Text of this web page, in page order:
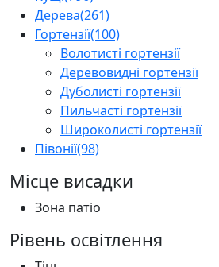
Дерева(261)
Гортензії(100)
Волотисті гортензії
Деревовидні гортензії
Дуболисті гортензії
Пильчасті гортензії
Широколисті гортензії
Півонії(98)
Місце висадки
Зона патіо
Рівень освітлення